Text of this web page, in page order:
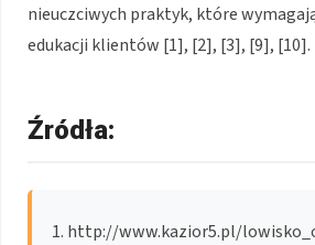
nieuczciwych praktyk, które
edukacji klientów [1], [2], [3], [9], [10].
Źródła:
http://www.kazior5.pl/